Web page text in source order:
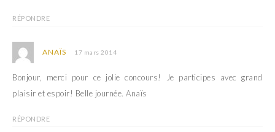
RÉPONDRE
ANAÏS 17 mars 2014
Bonjour, merci pour ce jolie concours! Je participes avec grand
plaisir et espoir! Belle journée. Anaïs
RÉPONDRE